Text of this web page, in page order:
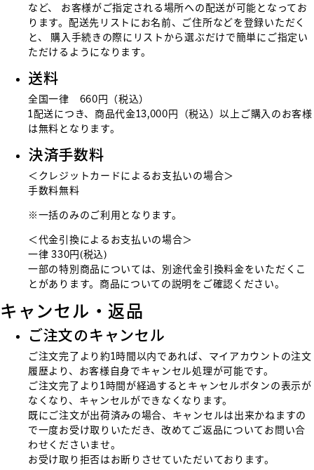
など、 お客様がご指定される場所への配送が可能となってお
ります。配送先リストにお名前、ご住所などを登録いただく
と、 購入手続きの際にリストから選ぶだけで簡単にご指定い
ただけるようになります。
送料
全国一律 660円（税込）
1配送につき、商品代金13,000円（税込）以上ご購入のお客様
は無料となります。
決済手数料
＜クレジットカードによるお支払いの場合＞
手数料無料
※一括のみのご利用となります。
＜代金引換によるお支払いの場合＞
一律 330円(税込)
一部の特別商品については、別途代金引換料金をいただくこ
とがあります。商品についての説明をご確認ください。
キャンセル・返品
ご注文のキャンセル
ご注文完了より約1時間以内であれば、マイアカウントの注文
履歴より、お客様自身でキャンセル処理が可能です。
ご注文完了より1時間が経過するとキャンセルボタンの表示が
なくなり、キャンセルができなくなります。
既にご注文が出荷済みの場合、キャンセルは出来かねますの
で一度お受け取りいただき、改めてご返品についてお問い合
わせくださいませ。
お受け取り拒否はお断りさせていただいております。